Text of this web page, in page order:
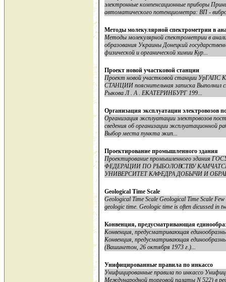
электронные компенсационные приборы
автоматического потенциометра: ВП -
Методы молекулярной спектрометрии в
Методы молекулярной спектрометрии в
образования Украины Донецкий
физической и органической химии Кур...
Проект новой участковой станции
Проект новой участковой станции
СТАНЦИИ пояснительная записка Выполнил
Рыкова Л . А . ЕКАТЕРИНБУРГ 199...
Организация эксплуатации электровозов
Организация эксплуатации электровозов
сведения об организации эксплуатационной
Выбор места пункта экип...
Проектирование промышленного здания
Проектирование промышленного
ФЕДЕРАЦИИ ПО РЫБОЛОВСТВУ
УНИВЕРСИТЕТ КАФЕДРА ДОБЫЧИ И
Geological Time Scale
Geological Time Scale Geological Time Scale
geologic time. Geologic time is often dicussed in
Конвенция, предусматривающая
Конвенция, предусматривающая
Конвенция, предусматривающая
(Вашингтон, 26 октября 1973 г.)...
Унифицированные правила по инкассо
Унифицированные правила по инкассо
Международной торговой палаты N 522) в